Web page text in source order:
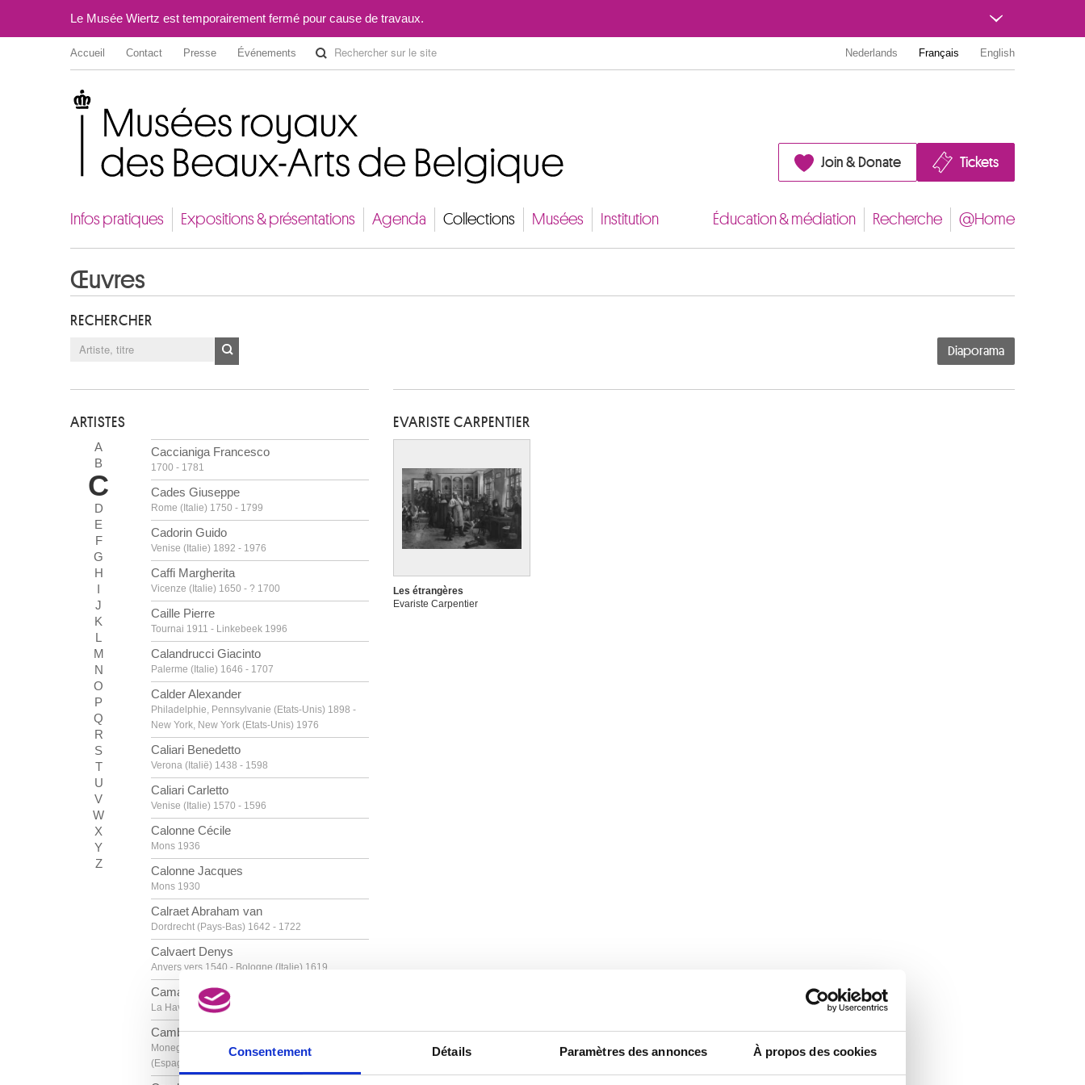
Consentement Détails Paramètres des annonces À propos des cookies
Le Musée Wiertz est temporairement fermé pour cause de travaux.
Accueil Contact Presse Événements Nederlands Français English
Join & Donate Tickets
Infos pratiques Expositions & présentations Agenda Collections Musées Institution Éducation & médiation Recherche @Home
Œuvres
RECHERCHER
ARTISTES
A
B
C
D
E
F
G
H
I
J
K
L
M
N
O
P
Q
R
S
T
U
V
W
X
Y
Z
Caccianiga Francesco
1700 - 1781
Cades Giuseppe
Rome (Italie) 1750 - 1799
Cadorin Guido
Venise (Italie) 1892 - 1976
Caffi Margherita
Vicenze (Italie) 1650 - ? 1700
Caille Pierre
Tournai 1911 - Linkebeek 1996
Calandrucci Giacinto
Palerme (Italie) 1646 - 1707
Calder Alexander
Philadelphie, Pennsylvanie (Etats-Unis) 1898 -
New York, New York (Etats-Unis) 1976
Caliari Benedetto
Verona (Italië) 1438 - 1598
Caliari Carletto
Venise (Italie) 1570 - 1596
Calonne Cécile
Mons 1936
Calonne Jacques
Mons 1930
Calraet Abraham van
Dordrecht (Pays-Bas) 1642 - 1722
Calvaert Denys
Anvers vers 1540 - Bologne (Italie) 1619
Camacho Jorge
La Havane (Cuba) 1934
Cambiaso Luca
Moneglia / Gênes (Italie) 1527 - Madrid
(Espagne) 1585
Diaporama
EVARISTE CARPENTIER
Les étrangères
Evariste Carpentier